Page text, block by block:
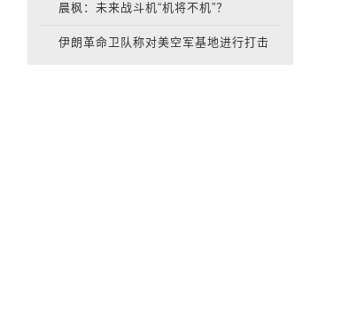
晨枫：未来战斗机“机将不机”？
伊朗革命卫队称对美空军基地进行打击